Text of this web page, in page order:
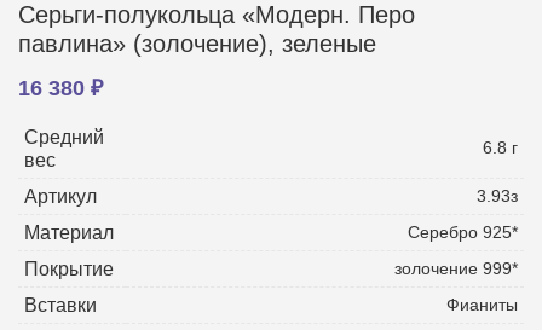
Серьги-полукольца «Модерн. Перо
павлина» (золочение), зеленые
16 380 ₽
Средний
вес
6.8 г
Артикул 3.93з
Материал Серебро 925*
Покрытие золочение 999*
Вставки Фианиты